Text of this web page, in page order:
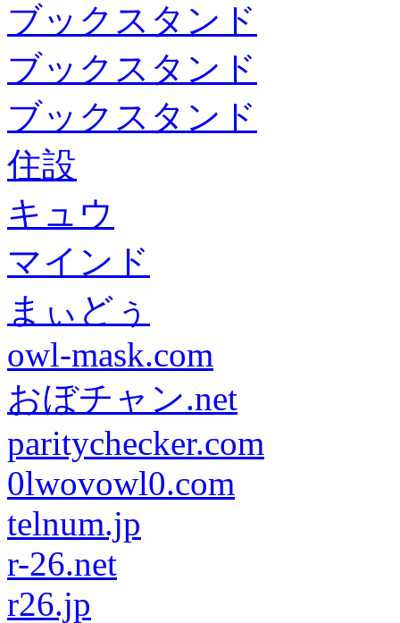
ブックスタンド
ブックスタンド
ブックスタンド
住設
キュウ
マインド
まぃどぅ
owl-mask.com
おぼチャン.net
paritychecker.com
0lwovowl0.com
telnum.jp
r-26.net
r26.jp